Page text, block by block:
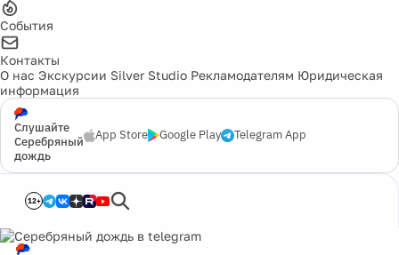
События
Контакты
О нас Экскурсии Silver Studio Рекламодателям Юридическая
информация
Слушайте
Серебряный
дождь
App Store Google Play Telegram App
12+